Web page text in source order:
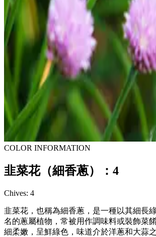
COLOR INFORMATION
韭菜花（細香蔥）：4
Chives: 4
韭菜花，也稱為細香蔥，是一種以其細長
名的蔥屬植物，常被用作調味料或裝飾菜
細柔嫩，呈鮮綠色，味道介於洋蔥和大蒜